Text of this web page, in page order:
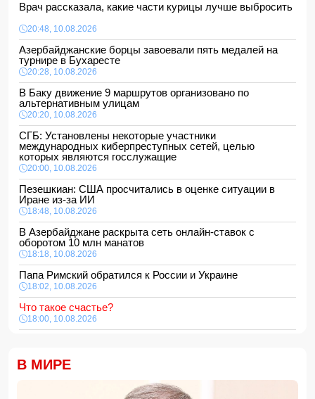
Врач рассказала, какие части курицы лучше выбросить
20:48, 10.08.2026
Азербайджанские борцы завоевали пять медалей на
турнире в Бухаресте
20:28, 10.08.2026
В Баку движение 9 маршрутов организовано по
альтернативным улицам
20:20, 10.08.2026
СГБ: Установлены некоторые участники
международных киберпреступных сетей, целью
которых являются госслужащие
20:00, 10.08.2026
Пезешкиан: США просчитались в оценке ситуации в
Иране из-за ИИ
18:48, 10.08.2026
В Азербайджане раскрыта сеть онлайн-ставок с
оборотом 10 млн манатов
18:18, 10.08.2026
Папа Римский обратился к России и Украине
18:02, 10.08.2026
Что такое счастье?
18:00, 10.08.2026
Обнародованы данные об объеме ВВП Азербайджана
В МИРЕ